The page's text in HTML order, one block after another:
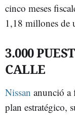
cinco meses
1,18 millones de
3.000
CALLE
Nissan anunció a
plan estratégico,